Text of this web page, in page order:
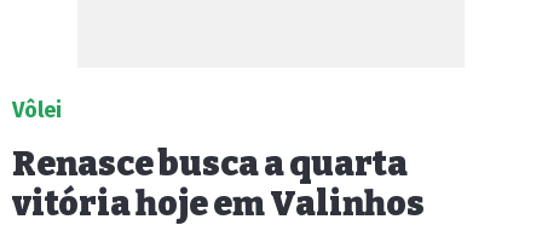
Vôlei
Renasce busca a quarta
vitória hoje em Valinhos